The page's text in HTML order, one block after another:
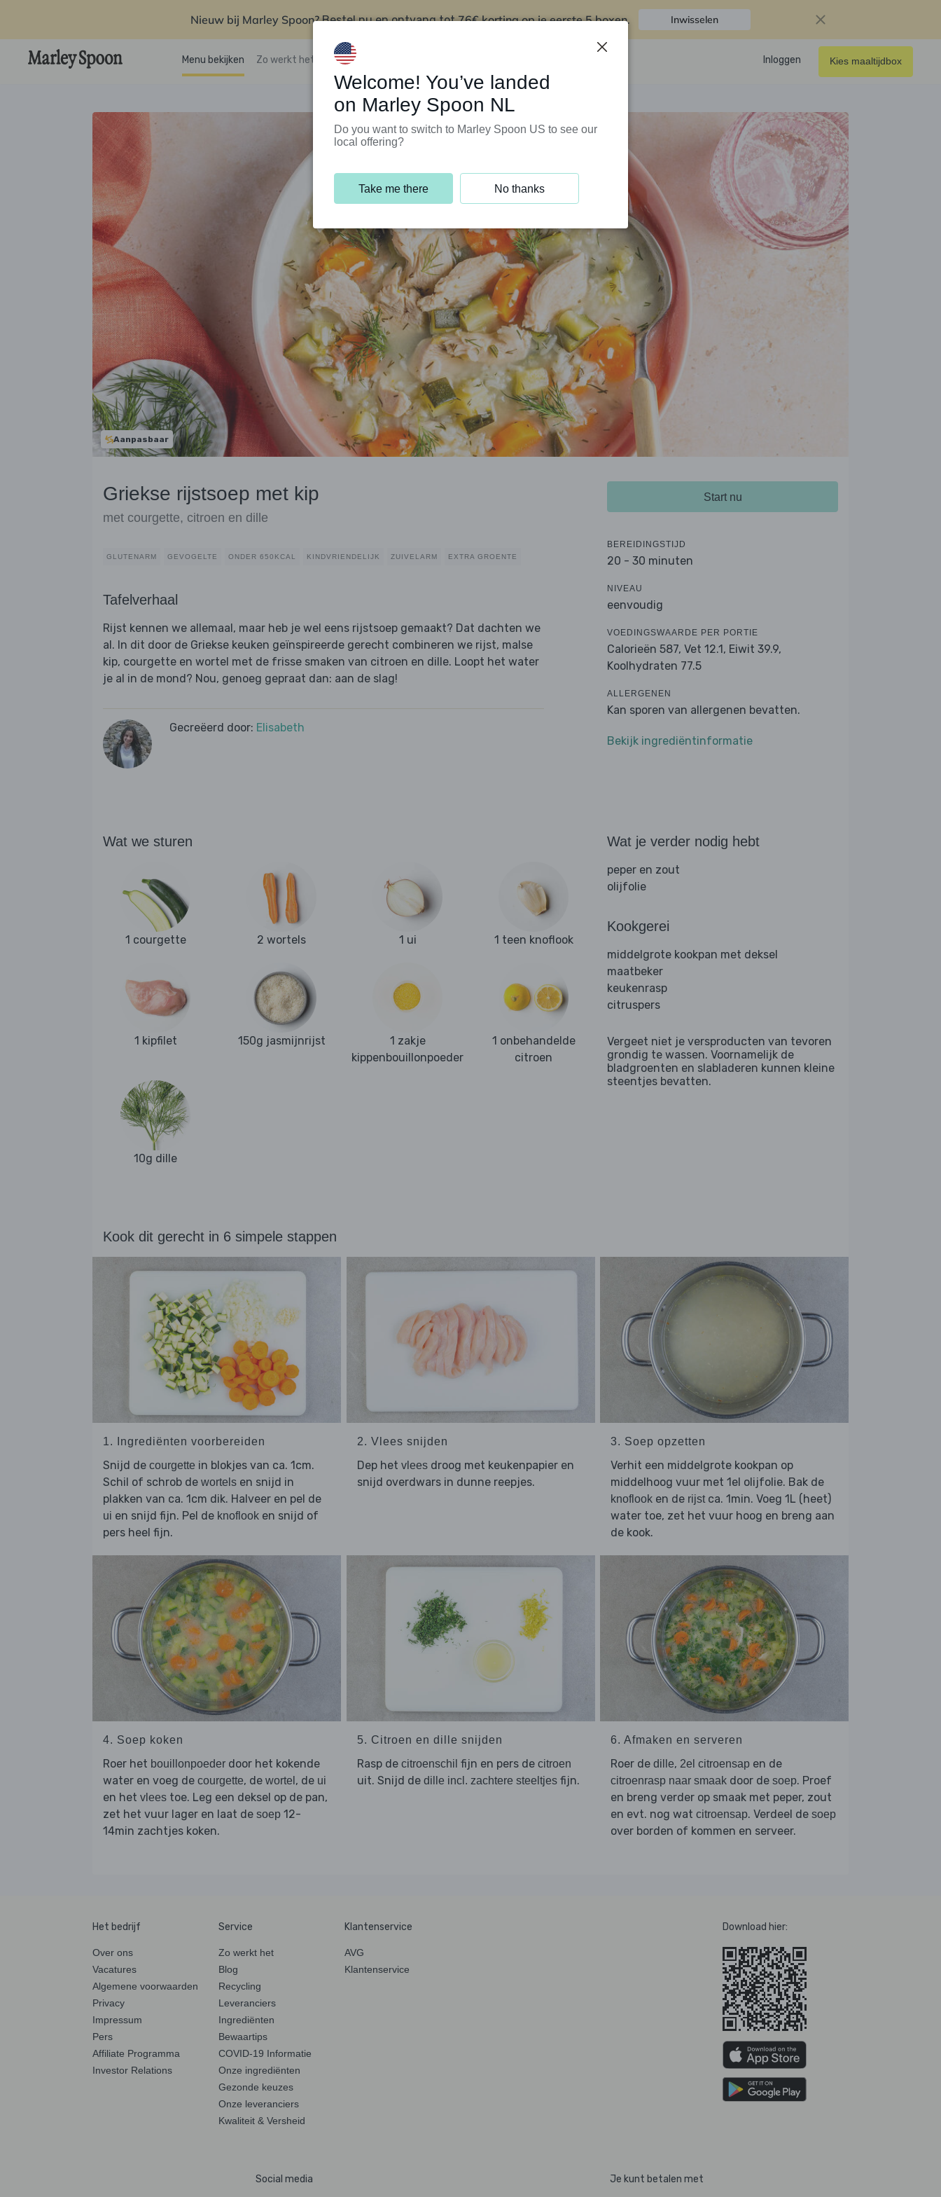
Nieuw bij Marley Spoon?Bestel nu en ontvang tot76€ korting op je eerste 5 boxen. Inwisselen
Menu bekijken Zo werkt het Klantenservice Inloggen Kies maaltijdbox
Aanpasbaar
Griekse rijstsoep met kip
met courgette, citroen en dille
GLUTENARM GEVOGELTE ONDER 650KCAL KINDVRIENDELIJK ZUIVELARM EXTRA GROENTE
Tafelverhaal
Rijst kennen we allemaal, maar heb je wel eens rijstsoep gemaakt? Dat dachten we
al. In dit door de Griekse keuken geïnspireerde gerecht combineren we rijst, malse
kip, courgette en wortel met de frisse smaken van citroen en dille. Loopt het water
je al in de mond? Nou, genoeg gepraat dan: aan de slag!
Gecreëerd door: Elisabeth
Start nu
BEREIDINGSTIJD
20 - 30 minuten
NIVEAU
eenvoudig
VOEDINGSWAARDE PER PORTIE
Calorieën 587, Vet 12.1, Eiwit 39.9,
Koolhydraten 77.5
ALLERGENEN
Kan sporen van allergenen bevatten.
Bekijk ingrediëntinformatie
Wat we sturen
1 courgette 2 wortels 1 ui 1 teen knoflook
1 kipfilet 150g jasmijnrijst
1 zakje
kippenbouillonpoeder
1 onbehandelde
citroen
10g dille
Wat je verder nodig hebt
peper en zout
olijfolie
Kookgerei
middelgrote kookpan met deksel
maatbeker
keukenrasp
citruspers
Vergeet niet je versproducten van tevoren
grondig te wassen. Voornamelijk de
bladgroenten en slabladeren kunnen kleine
steentjes bevatten.
Kook dit gerecht in 6 simpele stappen
1. Ingrediënten voorbereiden
Snijd de courgette in blokjes van ca. 1cm.
Schil of schrob de wortels en snijd in
plakken van ca. 1cm dik. Halveer en pel de
ui en snijd fijn. Pel de knoflook en snijd of
pers heel fijn.
2. Vlees snijden
Dep het vleesdroog met keukenpapier en
snijd overdwars in dunne reepjes.
3. Soep opzetten
Verhit een middelgrote kookpan op
middelhoog vuur met 1el olijfolie. Bak de
knoflook en de rijstca. 1min. Voeg 1L (heet)
water toe, zet het vuur hoog en breng aan
de kook.
4. Soep koken
Roer het bouillonpoeder door het kokende
water en voeg de courgette, de wortel , de ui
en het vlees toe. Leg een deksel op de pan,
zet het vuur lager en laat de soep 12-
14min zachtjes koken.
5. Citroen en dille snijden
Rasp de citroenschil fijn en pers de citroen
uit. Snijd de dille incl. zachtere steeltjesfijn.
6. Afmaken en serveren
Roer de dille, 2el citroensap en de
citroenrasp naar smaak door de soep. Proef
en breng verder op smaak met peper, zout
en evt. nog wat citroensap. Verdeel de soep
over borden of kommen en serveer.
Het bedrijf
Over ons
Vacatures
Algemene voorwaarden
Privacy
Impressum
Pers
Affiliate Programma
Investor Relations
Service
Zo werkt het
Blog
Recycling
Leveranciers
Ingrediënten
Bewaartips
COVID-19 Informatie
Onze ingrediënten
Gezonde keuzes
Onze leveranciers
Kwaliteit & Versheid
Klantenservice
AVG
Klantenservice
Download hier:
Social media Je kunt betalen met
Welcome! You’ve landed
on Marley Spoon NL
Do you want to switch to Marley Spoon US to see our
local offering?
Take me there No thanks